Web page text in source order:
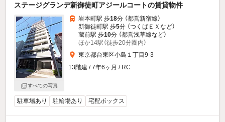
ステージグランデ新御徒町アジールコートの賃貸物件
すべての写真
岩本町駅 歩18分 （都営新宿線）
新御徒町駅 歩5分 （つくばＥＸ など）
蔵前駅 歩10分 （都営浅草線など）
ほか14駅（徒歩20分圏内）
東京都台東区小島１丁目9-3
13階建 / 7年6ヶ月 / RC
駐車場あり 駐輪場あり 宅配ボックス